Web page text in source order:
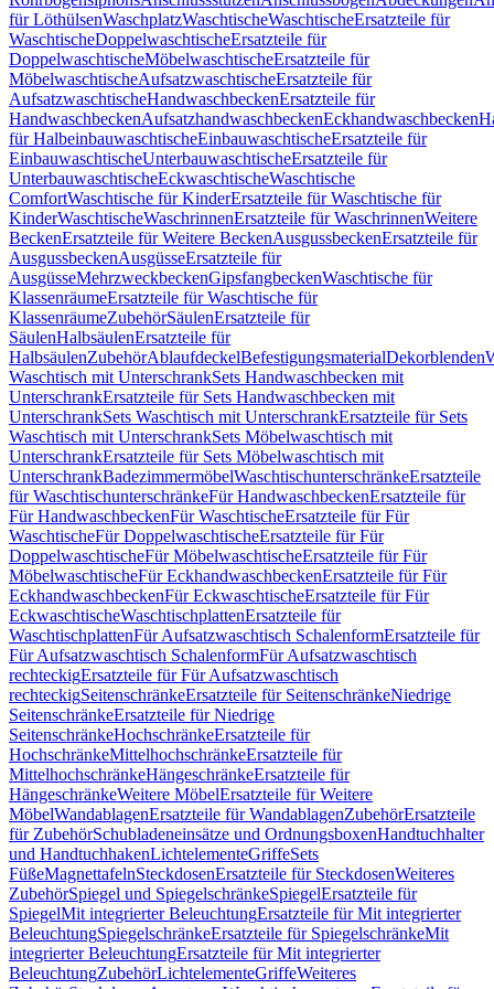
für LöthülsenWaschplatzWaschtischeWaschtischeErsatzteile für
WaschtischeDoppelwaschtischeErsatzteile für
DoppelwaschtischeMöbelwaschtischeErsatzteile für
MöbelwaschtischeAufsatzwaschtischeErsatzteile für
AufsatzwaschtischeHandwaschbeckenErsatzteile für
HandwaschbeckenAufsatzhandwaschbeckenEckhandwaschbecken
für HalbeinbauwaschtischeEinbauwaschtischeErsatzteile für
EinbauwaschtischeUnterbauwaschtischeErsatzteile für
UnterbauwaschtischeEckwaschtischeWaschtische
ComfortWaschtische für KinderErsatzteile für Waschtische für
KinderWaschtischeWaschrinnenErsatzteile für WaschrinnenWeitere
BeckenErsatzteile für Weitere BeckenAusgussbeckenErsatzteile für
AusgussbeckenAusgüsseErsatzteile für
AusgüsseMehrzweckbeckenGipsfangbeckenWaschtische für
KlassenräumeErsatzteile für Waschtische für
KlassenräumeZubehörSäulenErsatzteile für
SäulenHalbsäulenErsatzteile für
HalbsäulenZubehörAblaufdeckelBefestigungsmaterialDekorblenden
Waschtisch mit UnterschrankSets Handwaschbecken mit
UnterschrankErsatzteile für Sets Handwaschbecken mit
UnterschrankSets Waschtisch mit UnterschrankErsatzteile für Sets
Waschtisch mit UnterschrankSets Möbelwaschtisch mit
UnterschrankErsatzteile für Sets Möbelwaschtisch mit
UnterschrankBadezimmermöbelWaschtischunterschränkeErsatzteile
für WaschtischunterschränkeFür HandwaschbeckenErsatzteile für
Für HandwaschbeckenFür WaschtischeErsatzteile für Für
WaschtischeFür DoppelwaschtischeErsatzteile für Für
DoppelwaschtischeFür MöbelwaschtischeErsatzteile für Für
MöbelwaschtischeFür EckhandwaschbeckenErsatzteile für Für
EckhandwaschbeckenFür EckwaschtischeErsatzteile für Für
EckwaschtischeWaschtischplattenErsatzteile für
WaschtischplattenFür Aufsatzwaschtisch SchalenformErsatzteile für
Für Aufsatzwaschtisch SchalenformFür Aufsatzwaschtisch
rechteckigErsatzteile für Für Aufsatzwaschtisch
rechteckigSeitenschränkeErsatzteile für SeitenschränkeNiedrige
SeitenschränkeErsatzteile für Niedrige
SeitenschränkeHochschränkeErsatzteile für
HochschränkeMittelhochschränkeErsatzteile für
MittelhochschränkeHängeschränkeErsatzteile für
HängeschränkeWeitere MöbelErsatzteile für Weitere
MöbelWandablagenErsatzteile für WandablagenZubehörErsatzteile
für ZubehörSchubladeneinsätze und OrdnungsboxenHandtuchhalter
und HandtuchhakenLichtelementeGriffeSets
FüßeMagnettafelnSteckdosenErsatzteile für SteckdosenWeiteres
ZubehörSpiegel und SpiegelschränkeSpiegelErsatzteile für
SpiegelMit integrierter BeleuchtungErsatzteile für Mit integrierter
BeleuchtungSpiegelschränkeErsatzteile für SpiegelschränkeMit
integrierter BeleuchtungErsatzteile für Mit integrierter
BeleuchtungZubehörLichtelementeGriffeWeiteres